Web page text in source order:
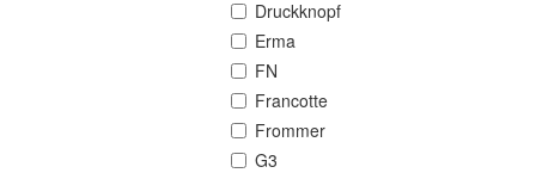
Druckknopf
Erma
FN
Francotte
Frommer
G3